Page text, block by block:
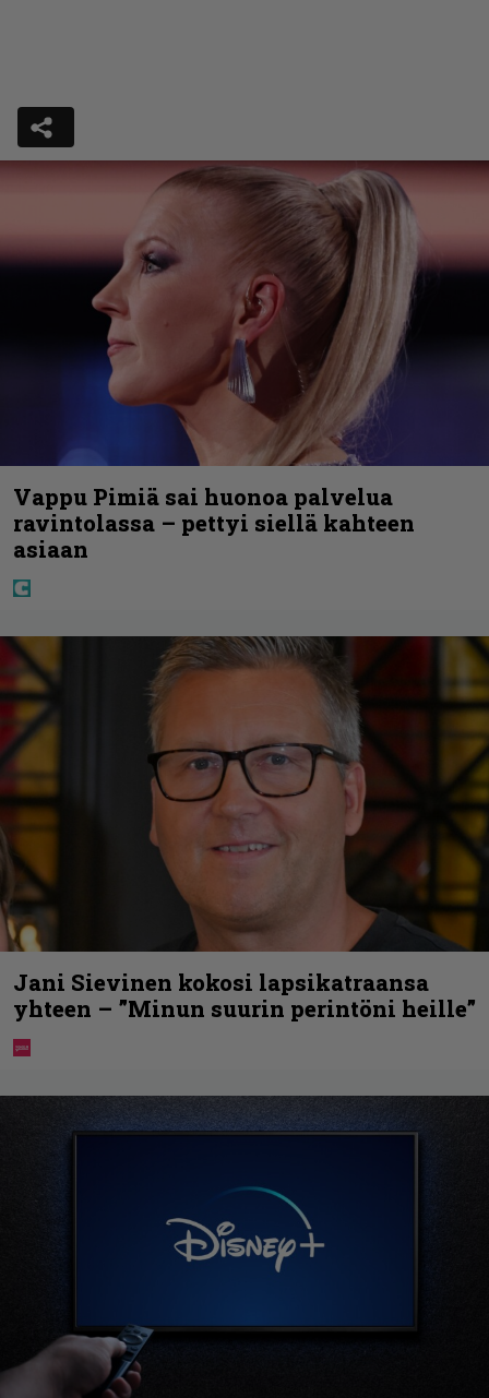
Vappu Pimiä sai huonoa palvelua
ravintolassa – pettyi siellä kahteen
asiaan
Jani Sievinen kokosi lapsikatraansa
yhteen – ”Minun suurin perintöni heille”